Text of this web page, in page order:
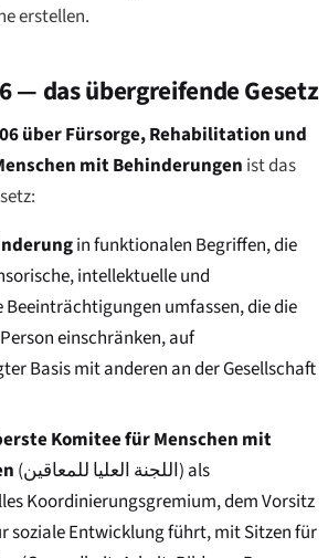
erstellen.
— das übergreifende Gesetz
über Fürsorge, Rehabilitation und
mit Behinderungen ist das
in funktionalen Begriffen, die
intellektuelle und
Beeinträchtigungen umfassen, die die
einschränken, auf
Basis mit anderen an der Gesellschaft
Komitee für Menschen mit
(اللجنة العليا للمعاقين) als
Koordinierungsgremium, dem Vorsitz
soziale Entwicklung führt, mit Sitzen für